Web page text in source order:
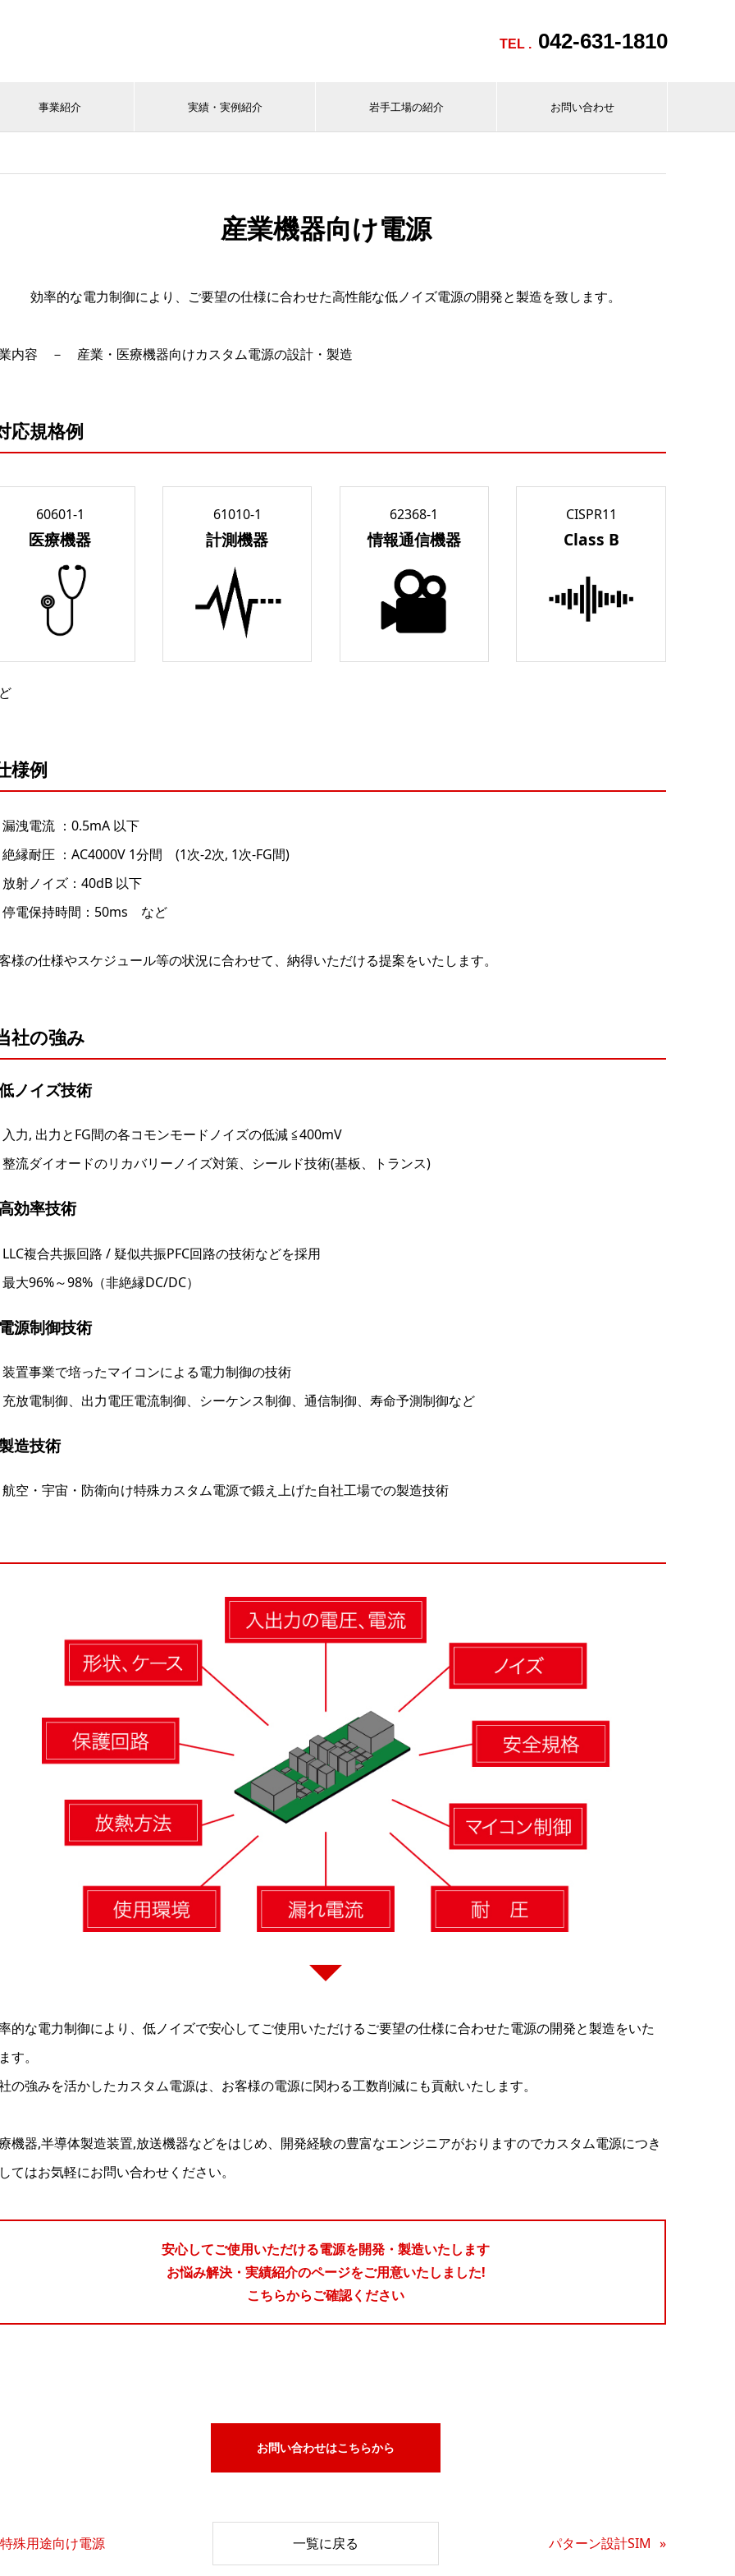
TEL . 042-631-1810
事業紹介 実績・実例紹介 岩手工場の紹介 お問い合わせ
産業機器向け電源
効率的な電力制御により、ご要望の仕様に合わせた高性能な低ノイズ電源の開発と製造を致します。
内容 － 産業・医療機器向けカスタム電源の設計・製造
応規格例
60601-1
医療機器
61010-1
計測機器
62368-1
情報通信機器
CISPR11
Class B
様例
漏洩電流 ：0.5mA 以下
絶縁耐圧 ：AC4000V 1分間 (1次-2次, 1次-FG間)
放射ノイズ：40dB 以下
停電保持時間：50ms など
様の仕様やスケジュール等の状況に合わせて、納得いただける提案をいたします。
社の強み
ノイズ技術
入力, 出力とFG間の各コモンモードノイズの低減 ≦400mV
整流ダイオードのリカバリーノイズ対策、シールド技術(基板、トランス)
効率技術
LLC複合共振回路 / 疑似共振PFC回路の技術などを採用
最大96%～98%（非絶縁DC/DC）
源制御技術
装置事業で培ったマイコンによる電力制御の技術
充放電制御、出力電圧電流制御、シーケンス制御、通信制御、寿命予測制御など
造技術
航空・宇宙・防衛向け特殊カスタム電源で鍛え上げた自社工場での製造技術
的な電力制御により、低ノイズで安心してご使用いただけるご要望の仕様に合わせた電源の開発と製造をいた
す。
の強みを活かしたカスタム電源は、お客様の電源に関わる工数削減にも貢献いたします。
機器,半導体製造装置,放送機器などをはじめ、開発経験の豊富なエンジニアがおりますのでカスタム電源につき
てはお気軽にお問い合わせください。
安心してご使用いただける電源を開発・製造いたします
お悩み解決・実績紹介のページをご用意いたしました!
こちらからご確認ください
お問い合わせはこちらから
特殊用途向け電源 一覧に戻る パターン設計SIM